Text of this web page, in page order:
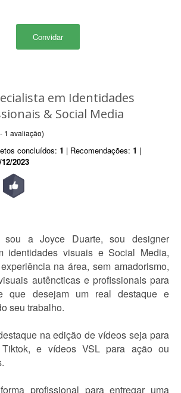
Convidar
em Identidades
& Social Media
1 avaliação)
concluídos: 1 | Recomendações: 1 |
2023
a Joyce Duarte, sou designer
identidades visuais e Social Media,
na área, sem amadorismo,
autêncticas e profissionais para
que desejam um real destaque e
seu trabalho.
na edição de vídeos seja para
Tiktok, e vídeos VSL para ação ou
profissional para entregar uma